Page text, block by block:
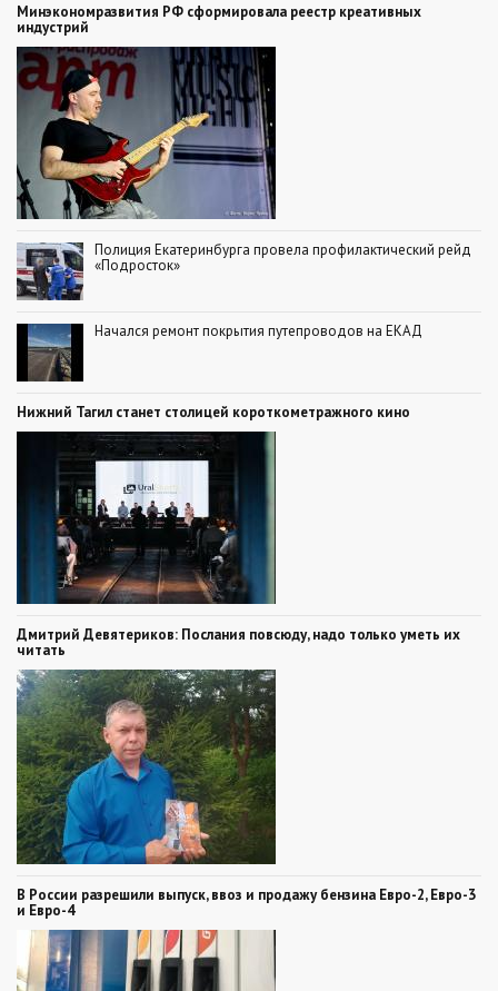
Минэкономразвития РФ сформировала реестр креативных
индустрий
Полиция Екатеринбурга провела профилактический рейд
«Подросток»
Начался ремонт покрытия путепроводов на ЕКАД
Нижний Тагил станет столицей короткометражного кино
Дмитрий Девятериков: Послания повсюду, надо только уметь их
читать
В России разрешили выпуск, ввоз и продажу бензина Евро-2, Евро-3
и Евро-4